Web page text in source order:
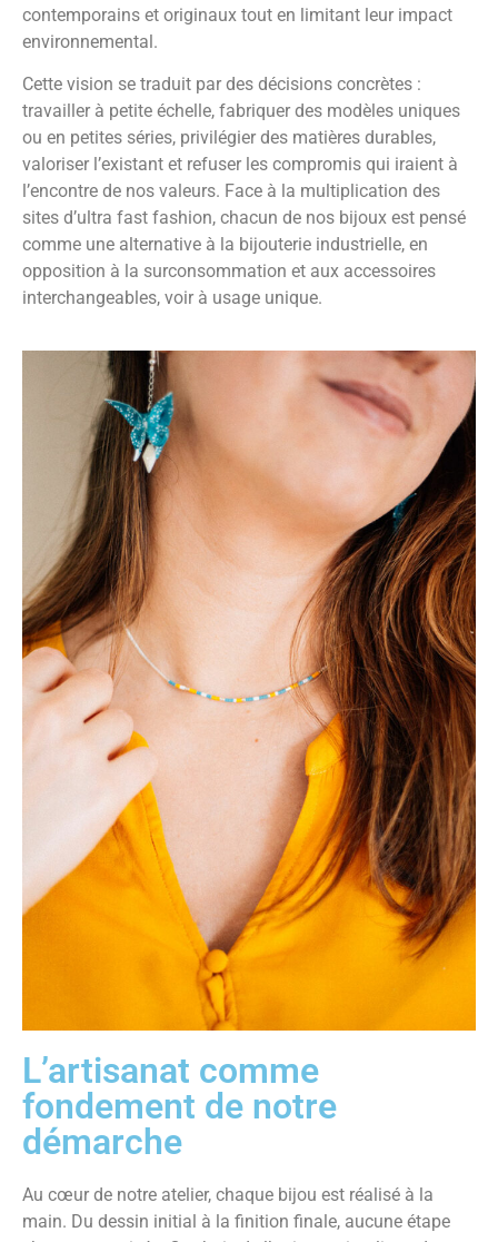
contemporains et originaux tout en limitant leur impact
environnemental.
Cette vision se traduit par des décisions concrètes :
travailler à petite échelle, fabriquer des modèles uniques
ou en petites séries, privilégier des matières durables,
valoriser l’existant et refuser les compromis qui iraient à
l’encontre de nos valeurs. Face à la multiplication des
sites d’ultra fast fashion, chacun de nos bijoux est pensé
comme une alternative à la bijouterie industrielle, en
opposition à la surconsommation et aux accessoires
interchangeables, voir à usage unique.
L’artisanat comme
fondement de notre
démarche
Au cœur de notre atelier, chaque bijou est réalisé à la
main. Du dessin initial à la finition finale, aucune étape